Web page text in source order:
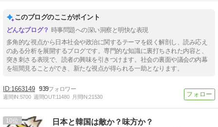
このブログのここがポイント
時事問題への深い洞察と明快な表現
多角的な視点から日本社会や政治に関するテーマを鋭く解剖し、読み応え
のある分析を展開するブログです。専門的な知識に裏打ちされた内容と、
突き刺さる表現で、読者の興味を引きつけます。社会の裏面や議会の内幕
を垣間見ることができ、新たな視点が得られる一助となります。
1663149 939
週間IN:5700 週間OUT:11480 月間IN:21530
10 日本と韓国は敵か？味方か？